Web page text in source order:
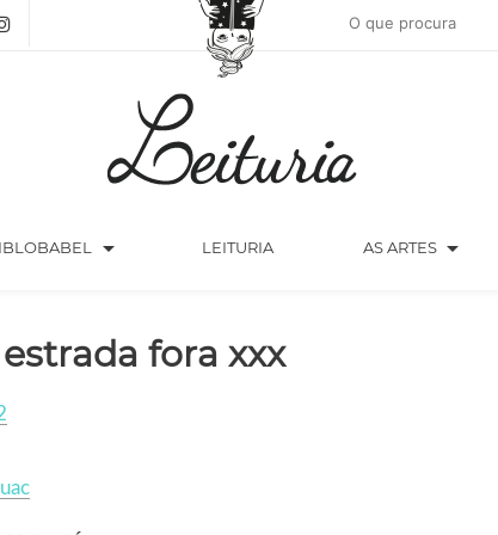
arrow_drop_down LEITURIA AS ARTES arrow_drop_down
fora xxx